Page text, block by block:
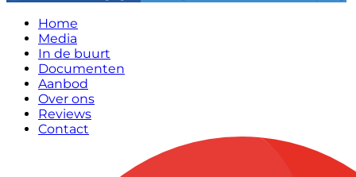
Home
Media
In de buurt
Documenten
Aanbod
Over ons
Reviews
Contact